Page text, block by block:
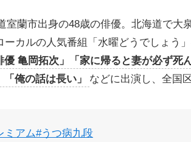
室蘭市出身の48歳の俳優。北海道で大
ーカルの人気番組「水曜どうでしょう
優 亀岡拓次」「家に帰ると妻が必ず死
俺の話は長い」 などに出演し、全国
ミアム#うつ病九段